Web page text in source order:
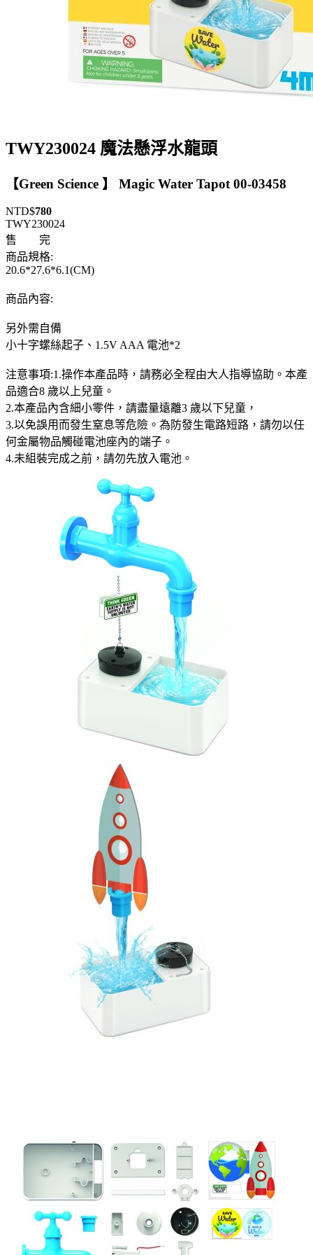
TWY230024 魔法懸浮水龍頭
【Green Science 】 Magic Water Tapot 00-03458
NTD$780
TWY230024
售 完
商品規格:
20.6*27.6*6.1(CM)
商品內容:
另外需自備
小十字螺絲起子、1.5V AAA 電池*2
注意事項:1.操作本產品時，請務必全程由大人指導協助。本產
品適合8 歲以上兒童。
2.本產品內含細小零件，請盡量遠離3 歲以下兒童，
3.以免誤用而發生窒息等危險。為防發生電路短路，請勿以任
何金屬物品觸碰電池座內的端子。
4.未組裝完成之前，請勿先放入電池。